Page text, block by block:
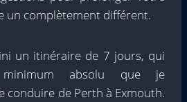
un complètement différent.
un itinéraire de 7 jours, qui
absolu que je
conduire de Perth à Exmouth.